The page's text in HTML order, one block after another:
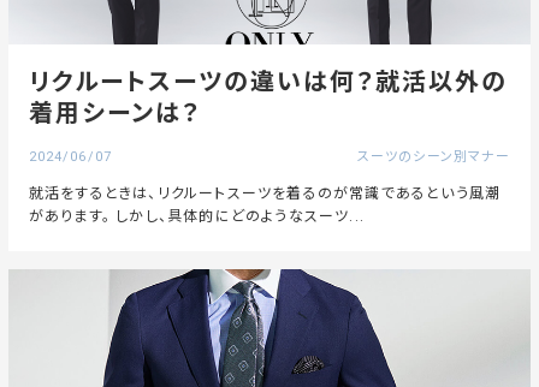
リクルートスーツの違いは何？就活以外の
着用シーンは？
2024/06/07 スーツのシーン別マナー
就活をするときは、リクルートスーツを着るのが常識であるという風潮
があります。 しかし、具体的にどのようなスーツ...